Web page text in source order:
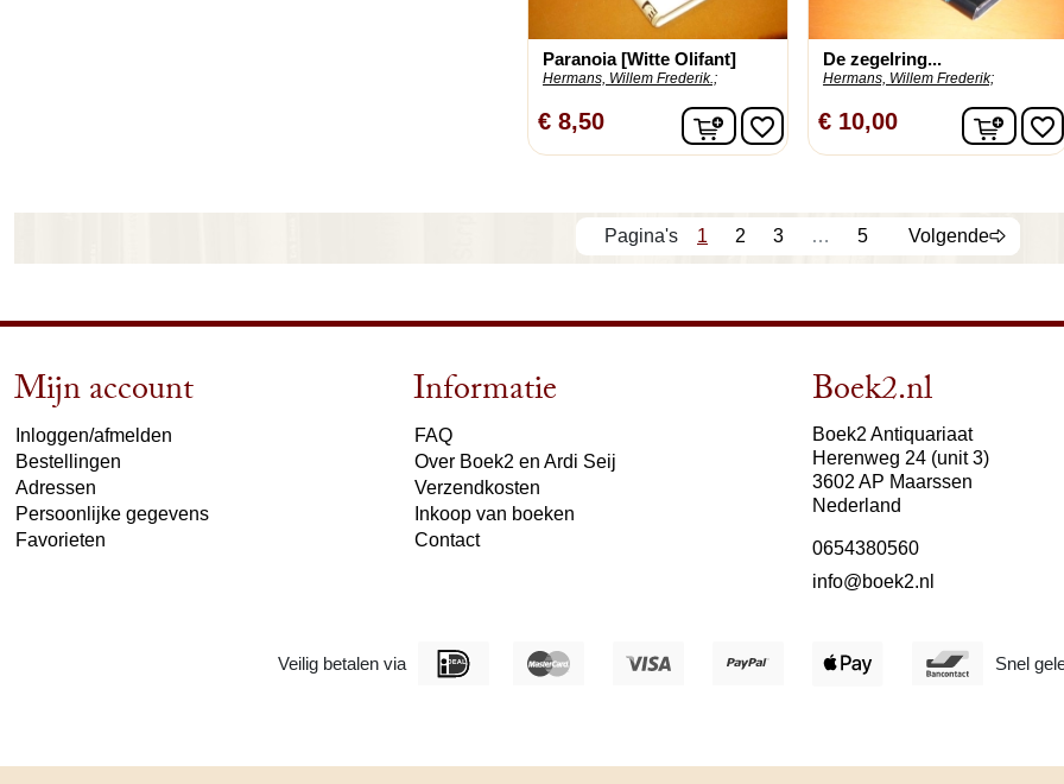
Paranoia [Witte Olifant]
Hermans, Willem Frederik.;
€ 8,50 In winkelwagen
favorite_border
De zegelring...
Hermans, Willem Frederik;
€ 10,00 Infavorite_border
1 2 3 … 5 Volgende
Mijn account
Inloggen/afmelden
Bestellingen
Adressen
Persoonlijke gegevens
Favorieten
Informatie
FAQ
Over Boek2 en Ardi Seij
Verzendkosten
Inkoop van boeken
Contact
Boek2.nl
Boek2 Antiquariaat
Herenweg 24 (unit 3)
3602 AP Maarssen
Nederland
0654380560
info@boek2.nl
Veilig betalen via Snel